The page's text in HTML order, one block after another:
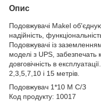
Опис
Подовжувачі Makel
надійність,
Подовжувачі із
моделі з UPS, забезпечать
довговічність в
2,3,5,7,10 і 15 метрів.
Подовжувач 1*10 М C/З
Код продукту: 10017